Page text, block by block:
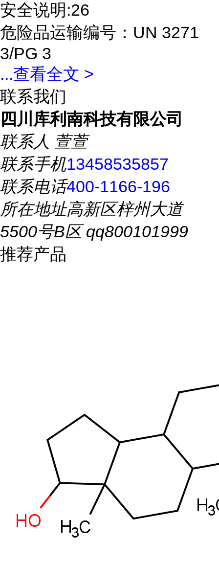
安全说明:26
危险品运输编号：UN 3271
3/PG 3
...查看全文 >
联系我们
四川库利南科技有限公司
联系人 萱萱
联系手机13458535857
联系电话400-1166-196
所在地址高新区梓州大道
5500号B区 qq800101999
推荐产品